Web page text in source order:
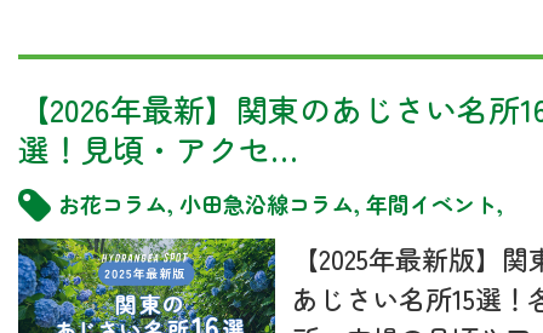
【2026年最新】関東のあじさい名所
選！見頃・アクセ…
お花コラム, 小田急沿線コラム, 年間イベント,
【2025年最新版】関
あじさい名所15選！